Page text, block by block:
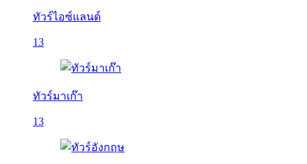
ทัวร์ไอซ์แลนด์
13
ทัวร์มาเก๊า
13